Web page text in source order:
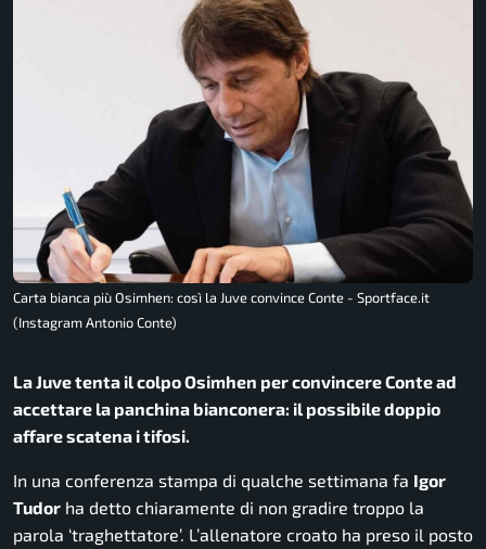
Carta bianca più Osimhen: così la Juve convince Conte - Sportface.it
(Instagram Antonio Conte)
La Juve tenta il colpo Osimhen per convincere Conte ad
accettare la panchina bianconera: il possibile doppio
affare scatena i tifosi.
In una conferenza stampa di qualche settimana fa Igor
Tudor ha detto chiaramente di non gradire troppo la
parola ‘traghettatore’. L’allenatore croato ha preso il posto